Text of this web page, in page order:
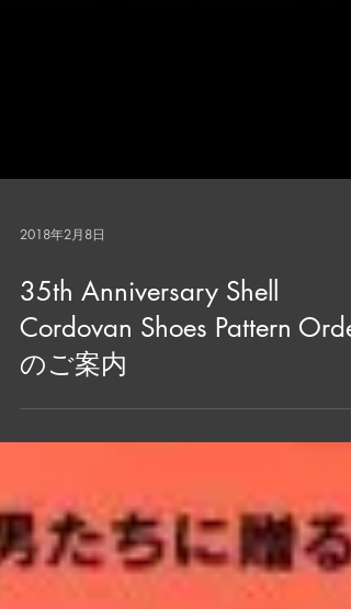
35th Anniversary Shell
Cordovan Shoes Pattern Order
のご案内